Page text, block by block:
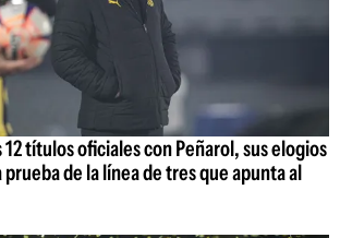
títulos oficiales con Peñarol, sus elogios
prueba de la línea de tres que apunta al